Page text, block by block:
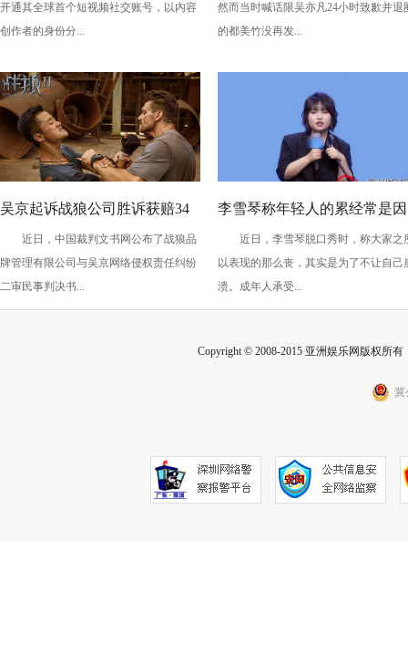
开通其全球首个短视频社交账号，以内容
创作者的身份分...
然而当时喊话限吴亦凡24小时致歉并退
的都美竹没再发...
吴京起诉战狼公司胜诉获赔34
近日，中国裁判文书网公布了战狼品
牌管理有限公司与吴京网络侵权责任纠纷
二审民事判决书...
李雪琴称年轻人的累经常是因
为恶性竞争 攀比内卷让年轻
躺平？
近日，李雪琴脱口秀时，称大家之
以表现的那么丧，其实是为了不让自己
溃。成年人承受...
Copyright © 2008-2015 亚洲娱乐网版权所
冀